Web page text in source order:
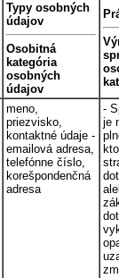
Typy osobných
údajov
Osobitná
kategória
osobných
údajov
meno,
priezvisko,
kontaktné údaje -
emailová adresa,
telefónne číslo,
korešpondenčná
adresa
-
je